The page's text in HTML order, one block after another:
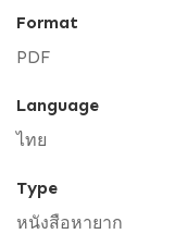
Format
PDF
Language
ไทย
Type
หนังสือหายาก